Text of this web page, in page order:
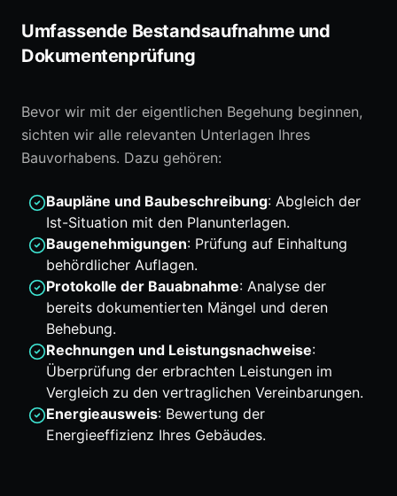
Umfassende Bestandsaufnahme und
Dokumentenprüfung
Bevor wir mit der eigentlichen Begehung beginnen,
sichten wir alle relevanten Unterlagen Ihres
Bauvorhabens. Dazu gehören:
Baupläne und Baubeschreibung: Abgleich der
Ist-Situation mit den Planunterlagen.
Baugenehmigungen: Prüfung auf Einhaltung
behördlicher Auflagen.
Protokolle der Bauabnahme: Analyse der
bereits dokumentierten Mängel und deren
Behebung.
Rechnungen und Leistungsnachweise:
Überprüfung der erbrachten Leistungen im
Vergleich zu den vertraglichen Vereinbarungen.
Energieausweis: Bewertung der
Energieeffizienz Ihres Gebäudes.